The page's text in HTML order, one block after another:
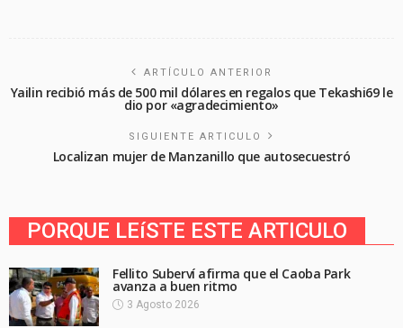
ARTÍCULO ANTERIOR
Yailin recibió más de 500 mil dólares en regalos que Tekashi69 le
dio por «agradecimiento»
SIGUIENTE ARTICULO
Localizan mujer de Manzanillo que autosecuestró
PORQUE LEíSTE ESTE ARTICULO
Fellito Suberví afirma que el Caoba Park
avanza a buen ritmo
3 Agosto 2026